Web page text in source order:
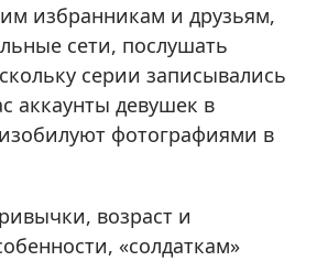
избранникам и друзьям,
сети, послушать
серии записывались
аккаунты девушек в
фотографиями в
возраст и
«солдаткам»